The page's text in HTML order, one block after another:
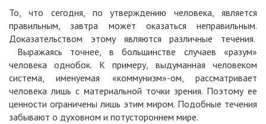
То, что сегодня, по утверждению человека, является
правильным, завтра может оказаться неправильным.
Доказательством этому являются различные течения.
Выражаясь точнее, в большинстве случаев «разум»
человека однобок. К примеру, выдуманная человеком
система, именуемая «коммунизм»-ом, рассматривает
человека лишь с материальной точки зрения. Поэтому ее
ценности ограничены лишь этим миром. Подобные течения
забывают о духовном и потустороннем мире.